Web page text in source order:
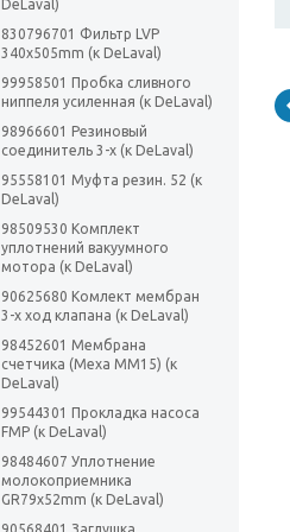
DeLaval)
830796701 Фильтр LVP
340x505mm (к DeLaval)
99958501 Пробка сливного
ниппеля усиленная (к DeLaval)
98966601 Резиновый
соединитель 3-х (к DeLaval)
95558101 Муфта резин. 52 (к
DeLaval)
98509530 Комплект
уплотнений вакуумного
мотора (к DeLaval)
90625680 Комлект мембран
3-х ход клапана (к DeLaval)
98452601 Мембрана
счетчика (Меха ММ15) (к
DeLaval)
99544301 Прокладка насоса
FMP (к DeLaval)
98484607 Уплотнение
молокоприемника
GR79x52mm (к DeLaval)